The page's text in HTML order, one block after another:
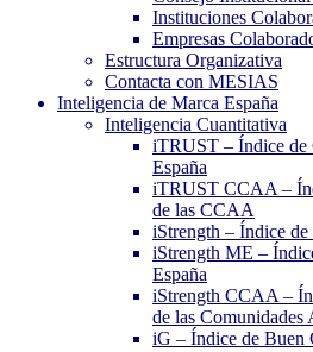
Instituciones
Empresas
Estructura Organizativa
Contacta con MESIAS
Inteligencia de Marca España
Inteligencia Cuantitativa
iTRUST – Índice de
España
iTRUST CCAA –
de las CCAA
iStrength – Índice de
iStrength ME –
España
iStrength CCAA –
de las Comunidades
iG – Índice de Buen